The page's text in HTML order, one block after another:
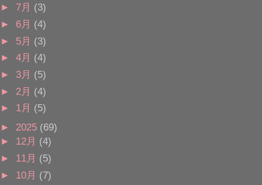
► 7月 (3)
► 6月 (4)
► 5月 (3)
► 4月 (4)
► 3月 (5)
► 2月 (4)
► 1月 (5)
► 2025 (69)
► 12月 (4)
► 11月 (5)
► 10月 (7)